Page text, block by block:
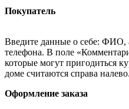
Покупатель
Введите данные о себе: ФИО,
телефона. В поле
которые могут пригодиться
доме считаются справа налево.
Оформление заказа